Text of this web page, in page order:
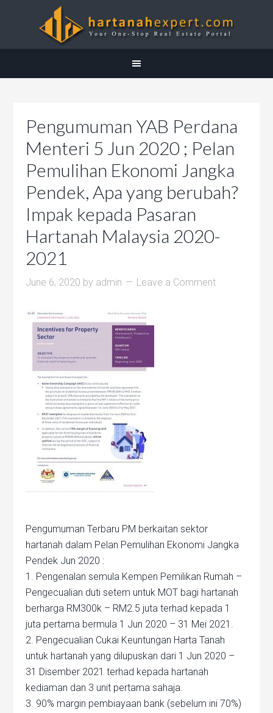
Pengumuman YAB Perdana
Menteri 5 Jun 2020 ; Pelan
Pemulihan Ekonomi Jangka
Pendek, Apa yang berubah?
Impak kepada Pasaran
Hartanah Malaysia 2020-
2021
June 6, 2020 by admin Leave a Comment
Pengumuman Terbaru PM berkaitan sektor
hartanah dalam Pelan Pemulihan Ekonomi Jangka
Pendek Jun 2020 :
1. Pengenalan semula Kempen Pemilikan Rumah –
Pengecualian duti setem untuk MOT bagi hartanah
berharga RM300k – RM2.5 juta terhad kepada 1
juta pertama bermula 1 Jun 2020 – 31 Mei 2021.
2. Pengecualian Cukai Keuntungan Harta Tanah
untuk hartanah yang dilupuskan dari 1 Jun 2020 –
31 Disember 2021 terhad kepada hartanah
kediaman dan 3 unit pertama sahaja.
3. 90% margin pembiayaan bank (sebelum ini 70%)